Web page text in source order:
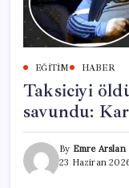
EĞITIM HABER
Taksiciyi
savundu:
By Emre Arslan
23 Haziran